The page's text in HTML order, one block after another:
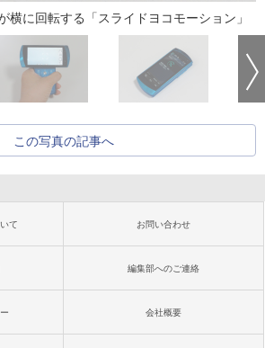
横に回転する「スライドヨコモーション」
この写真の記事へ
て お問い合わせ
編集部へのご連絡
会社概要